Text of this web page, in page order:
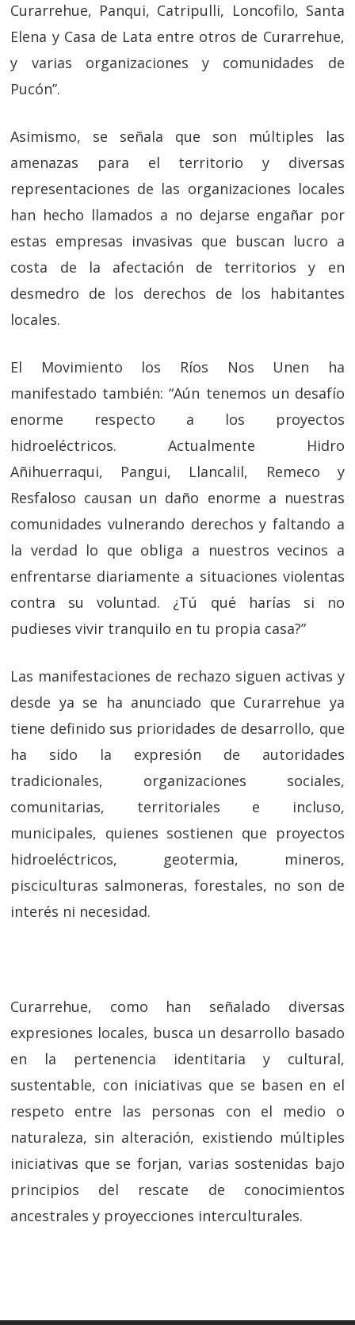
Curarrehue, Panqui, Catripulli, Loncofilo, Santa
Elena y Casa de Lata entre otros de Curarrehue,
y varias organizaciones y comunidades de
Pucón”.
Asimismo, se señala que son múltiples las
amenazas para el territorio y diversas
representaciones de las organizaciones locales
han hecho llamados a no dejarse engañar por
estas empresas invasivas que buscan lucro a
costa de la afectación de territorios y en
desmedro de los derechos de los habitantes
locales.
El Movimiento los Ríos Nos Unen ha
manifestado también: “Aún tenemos un desafío
enorme respecto a los proyectos
hidroeléctricos. Actualmente Hidro
Añihuerraqui, Pangui, Llancalil, Remeco y
Resfaloso causan un daño enorme a nuestras
comunidades vulnerando derechos y faltando a
la verdad lo que obliga a nuestros vecinos a
enfrentarse diariamente a situaciones violentas
contra su voluntad. ¿Tú qué harías si no
pudieses vivir tranquilo en tu propia casa?”
Las manifestaciones de rechazo siguen activas y
desde ya se ha anunciado que Curarrehue ya
tiene definido sus prioridades de desarrollo, que
ha sido la expresión de autoridades
tradicionales, organizaciones sociales,
comunitarias, territoriales e incluso,
municipales, quienes sostienen que proyectos
hidroeléctricos, geotermia, mineros,
pisciculturas salmoneras, forestales, no son de
interés ni necesidad.
Curarrehue, como han señalado diversas
expresiones locales, busca un desarrollo basado
en la pertenencia identitaria y cultural,
sustentable, con iniciativas que se basen en el
respeto entre las personas con el medio o
naturaleza, sin alteración, existiendo múltiples
iniciativas que se forjan, varias sostenidas bajo
principios del rescate de conocimientos
ancestrales y proyecciones interculturales.